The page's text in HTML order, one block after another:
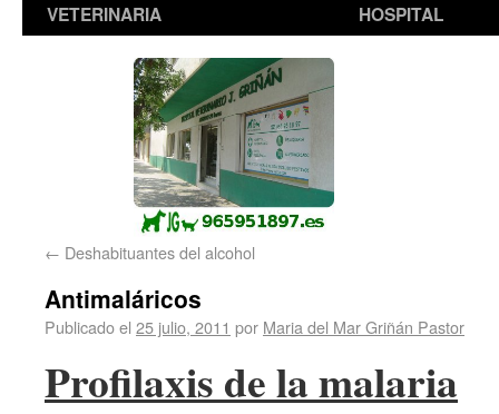
VETERINARIA
HOSPITAL
← Deshabituantes del alcohol
Antimaláricos
Publicado el 25 julio, 2011 por Maria del Mar Griñán Pastor
Profilaxis de la malaria